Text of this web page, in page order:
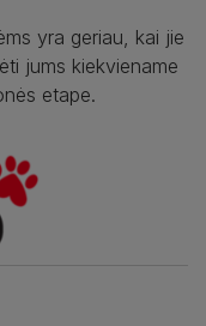
yra geriau, kai jie
jums kiekviename
etape.